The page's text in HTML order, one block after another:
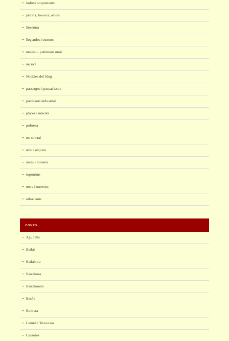
indrets sorprenents
jardins, boscos, arbres
literatura
llegendes i rumors
masies – patrimoni rural
música
Notícies del blog
passatges i passadissos
patrimoni industrial
places i mercats
pobresa
rec comtal
recs i sèquies
rieres i torrents
topònims
trens i tramvies
urbanisme
ZONES
Agudells
Badal
Badalona
Barcelona
Barceloneta
Besòs
Bordeta
Carmel i Teixonera
Cassoles